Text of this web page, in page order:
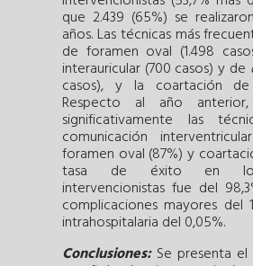
que 2.439 (65%) se
años. Las técnicas más
de foramen oval (1.498
interauricular (700 casos) y de
casos), y la coartación
Respecto al año
significativamente las
comunicación
foramen oval (87%) y
tasa de éxito en los
intervencionistas fue del
complicaciones mayores del
intrahospitalaria del 0,05%.
Conclusiones:Se presenta el